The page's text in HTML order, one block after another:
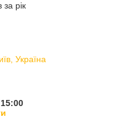
за рік
Україна